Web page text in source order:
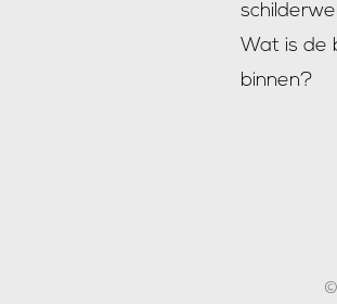
Wat is de
binnen?